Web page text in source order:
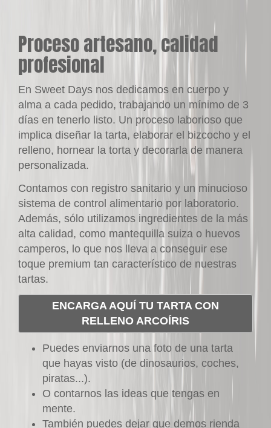
Proceso artesano, calidad
profesional
En Sweet Days nos dedicamos en cuerpo y
alma a cada pedido, trabajando un mínimo de 3
días en tenerlo listo. Un proceso laborioso que
implica diseñar la tarta, elaborar el bizcocho y el
relleno, hornear la torta y decorarla de manera
personalizada.
Contamos con registro sanitario y un minucioso
sistema de control alimentario por laboratorio.
Además, sólo utilizamos ingredientes de la más
alta calidad, como mantequilla suiza o huevos
camperos, lo que nos lleva a conseguir ese
toque premium tan característico de nuestras
tartas.
ENCARGA AQUÍ TU TARTA CON
RELLENO ARCOÍRIS
Puedes enviarnos una foto de una tarta
que hayas visto (de dinosaurios, coches,
piratas...).
O contarnos las ideas que tengas en
mente.
También puedes dejar que demos rienda